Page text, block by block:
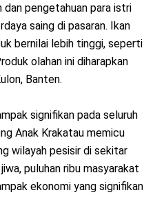
pengetahuan para istri
saing di pasaran. Ikan
bernilai lebih tinggi, seperti
olahan ini diharapkan
Banten.
signifikan pada seluruh
Anak Krakatau memicu
wilayah pesisir di sekitar
puluhan ribu masyarakat
ekonomi yang signifikan